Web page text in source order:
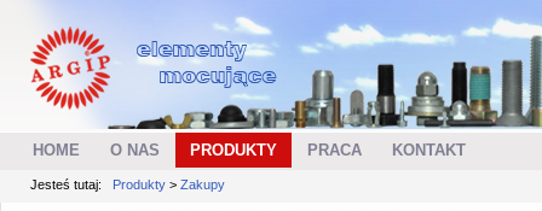
HOME O NAS PRODUKTY PRACA KONTAKT
Jesteś tutaj: Produkty > Zakupy